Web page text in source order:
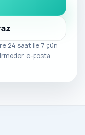
24 saat ile 7 gün
e-posta